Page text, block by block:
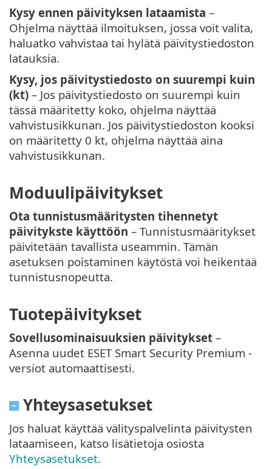
Kysy ennen päivityksen lataamista –
Ohjelma näyttää ilmoituksen, jossa voit valita,
haluatko vahvistaa tai hylätä päivitystiedoston
latauksia.
Kysy, jos päivitystiedosto on suurempi kuin
(kt) – Jos päivitystiedosto on suurempi kuin
tässä määritetty koko, ohjelma näyttää
vahvistusikkunan. Jos päivitystiedoston kooksi
on määritetty 0 kt, ohjelma näyttää aina
vahvistusikkunan.
Moduulipäivitykset
Ota tunnistusmääritysten tihennetyt
päivitykste käyttöön – Tunnistusmääritykset
päivitetään tavallista useammin. Tämän
asetuksen poistaminen käytöstä voi heikentää
tunnistusnopeutta.
Tuotepäivitykset
Sovellusominaisuuksien päivitykset –
Asenna uudet ESET Smart Security Premium -
versiot automaattisesti.
Yhteysasetukset
Jos haluat käyttää välityspalvelinta päivitysten
lataamiseen, katso lisätietoja osiosta
Yhteysasetukset.